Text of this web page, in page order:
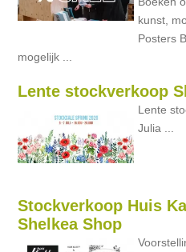
kunst,
Posters
mogelijk ...
Lente stockverkoop
Lente
Julia ...
Stockverkoop Huis
Shelkea Shop